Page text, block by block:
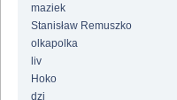
maziek
Stanisław Remuszko
olkapolka
liv
Hoko
dzi